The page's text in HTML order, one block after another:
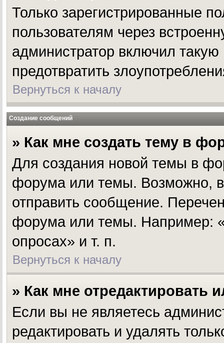
Только зарегистрированные
пользователям через
администратор включил
предотвратить
Вернуться к началу
Создание сообщений
» Как мне создать тему в
Для создания новой темы в
форума или темы. Возможно,
отправить сообщение.
форума или темы. Например:
опросах» и т. п.
Вернуться к началу
» Как мне отредактировать
Если вы не являетесь
редактировать и удалять